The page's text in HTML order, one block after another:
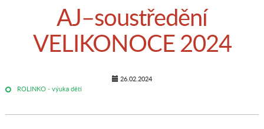
28AJ–soustředění
VELIKONOCE 2024
26.02.2024
ROLINKO - výuka dětí